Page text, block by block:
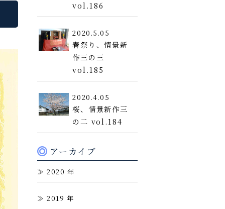
vol.186
2020.5.05
春祭り、情景新
作三の三
vol.185
2020.4.05
桜、情景新作三
の二 vol.184
アーカイブ
2020
2019